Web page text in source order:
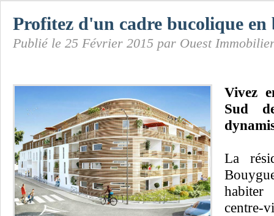
Profitez d'un cadre bucolique en
Publié le 25 Février 2015 par Ouest
Vivez
Sud
La
centre-